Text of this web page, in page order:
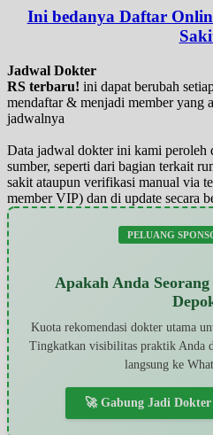
Ini bedanya Daftar
Jadwal Dokter
RS terbaru! ini dapat berubah
mendaftar & menjadi member yang
jadwalnya
Data jadwal dokter ini kami peroleh
sumber, seperti dari bagian terkait
sakit ataupun verifikasi manual via
member VIP) dan di update secara
PELUANG
Apakah Anda
Kuota rekomendasi dokter utama
Tingkatkan visibilitas praktik Anda
langsung ke
🚀 Gabung Jadi Dokter